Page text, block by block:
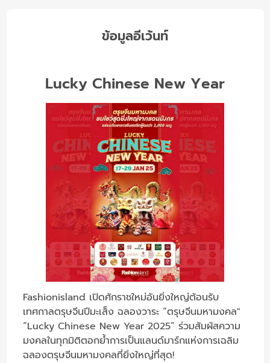
ข้อมูลอีเว้นท์
Lucky Chinese New Year
Fashionisland เปิดศักราชใหม่อันยิ่งใหญ่ต้อนรับ
เทศกาลตรุษจีนปีมะเส็ง ฉลองวาระ “ตรุษจีนมหามงคล"
“Lucky Chinese New Year 2025” ร่วมสัมผัสความ
มงคลในทุกมิติตอกย้ำการเป็นแลนด์มาร์กแห่งการเฉลิม
ฉลองตรุษจีนมหามงคลที่ยิ่งใหญ่ที่สุด!